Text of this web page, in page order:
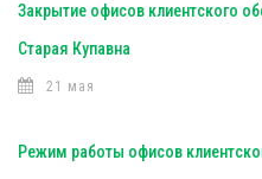
Закрытие офисов клиентского
Старая Купавна
21 мая
Режим работы офисов